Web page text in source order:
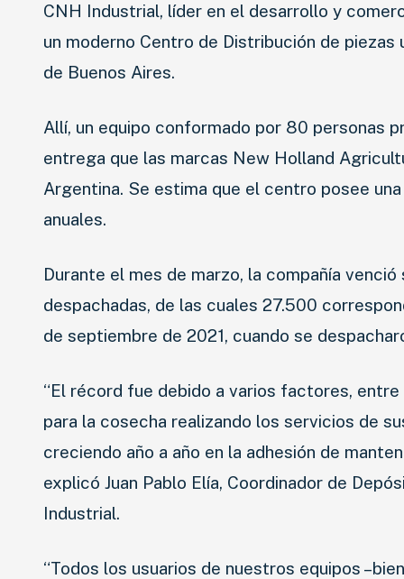
CNH Industrial, líder en el desarrollo y
un moderno Centro de Distribución de
de Buenos Aires.
Allí, un equipo conformado por 80 personas
entrega que las marcas New Holland
Argentina. Se estima que el centro posee
anuales.
Durante el mes de marzo, la compañía
despachadas, de las cuales 27.500
de septiembre de 2021, cuando se
“El récord fue debido a varios factores,
para la cosecha realizando los servicios de
creciendo año a año en la adhesión de
explicó Juan Pablo Elía, Coordinador de
Industrial.
“Todos los usuarios de nuestros equipos